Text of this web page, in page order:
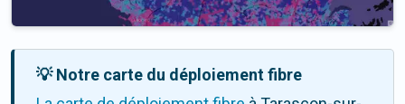
💡 Notre carte du déploiement fibre